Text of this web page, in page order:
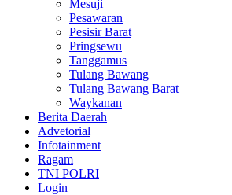
Mesuji
Pesawaran
Pesisir Barat
Pringsewu
Tanggamus
Tulang Bawang
Tulang Bawang Barat
Waykanan
Berita Daerah
Advetorial
Infotainment
Ragam
TNI POLRI
Login